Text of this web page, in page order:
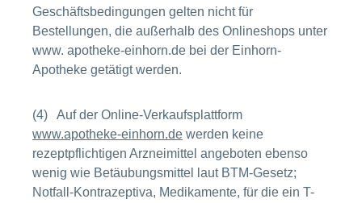
Geschäftsbedingungen gelten nicht für
Bestellungen, die außerhalb des Onlineshops unter
www. apotheke-einhorn.de bei der Einhorn-
Apotheke getätigt werden.
(4) Auf der Online-Verkaufsplattform
www.apotheke-einhorn.de werden keine
rezeptpflichtigen Arzneimittel angeboten ebenso
wenig wie Betäubungsmittel laut BTM-Gesetz;
Notfall-Kontrazeptiva, Medikamente, für die ein T-